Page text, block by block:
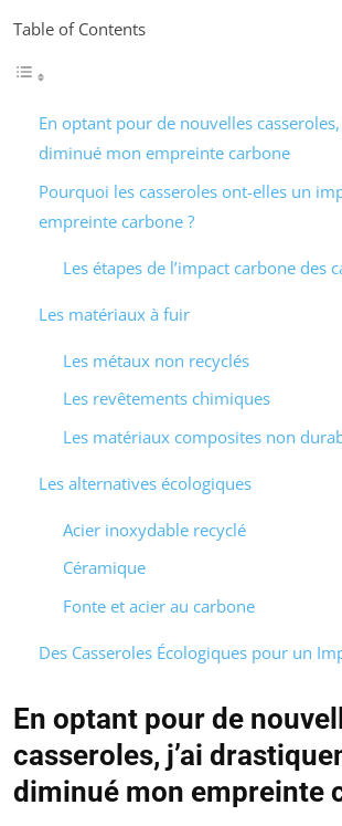
Table of Contents
En optant pour de nouvelles
diminué mon empreinte carbone
Pourquoi les casseroles ont-elles un
empreinte carbone ?
Les étapes de l’impact carbone des
Les matériaux à fuir
Les métaux non recyclés
Les revêtements chimiques
Les matériaux composites non
Les alternatives écologiques
Acier inoxydable recyclé
Céramique
Fonte et acier au carbone
Des Casseroles Écologiques pour un
En optant pour de
casseroles, j’ai
diminué mon empreinte